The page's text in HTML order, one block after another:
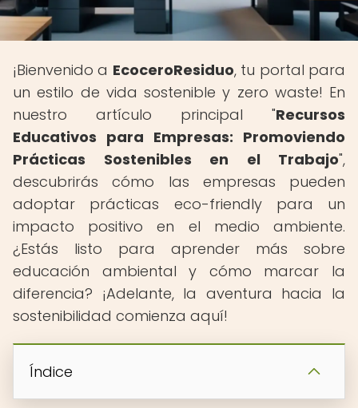
¡Bienvenido a EcoceroResiduo, tu portal para
un estilo de vida sostenible y zero waste! En
nuestro artículo principal "Recursos
Educativos para Empresas: Promoviendo
Prácticas Sostenibles en el Trabajo",
descubrirás cómo las empresas pueden
adoptar prácticas eco-friendly para un
impacto positivo en el medio ambiente.
¿Estás listo para aprender más sobre
educación ambiental y cómo marcar la
diferencia? ¡Adelante, la aventura hacia la
sostenibilidad comienza aquí!
Índice